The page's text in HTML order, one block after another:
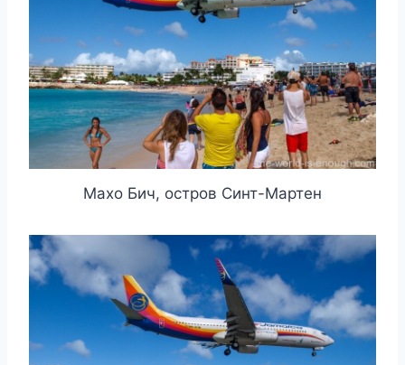
Махо Бич, остров Синт-Мартен